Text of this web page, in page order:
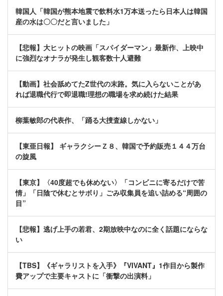
韓国人「韓国が熊本地震で飲料水1万本送ったら日本人は韓国
産の水は〇〇だと言いました」
【悲報】大ヒットの映画「スパイダーマン」最新作、上映中
に強烈なオナラが発生し観客数十人避難
【動画】社会舐めてたZ世代の末路。気に入らないことがあ
れば退職代行で即退職!理想の職場を求め続けた結果
柳葉敏郎の代表作、「踊る大捜査線しかない」
【東亜日報】 ギャラクシーＺ８、韓国で予約販売１４４万台
の旋風
【東京】〈40度超でも休めない〉「コンビニに寄るだけで苦
情」「日陰で休むとサボり」ごみ収集員を追い詰める“周囲の
目”
【悲報】逃げ上手の若君、2期放映中なのに全く話題にならな
い
【TBS】《ギャラリストを入手》『VIVANT』1作目から製作
費アップで主要キャストに「衝撃の出演料」